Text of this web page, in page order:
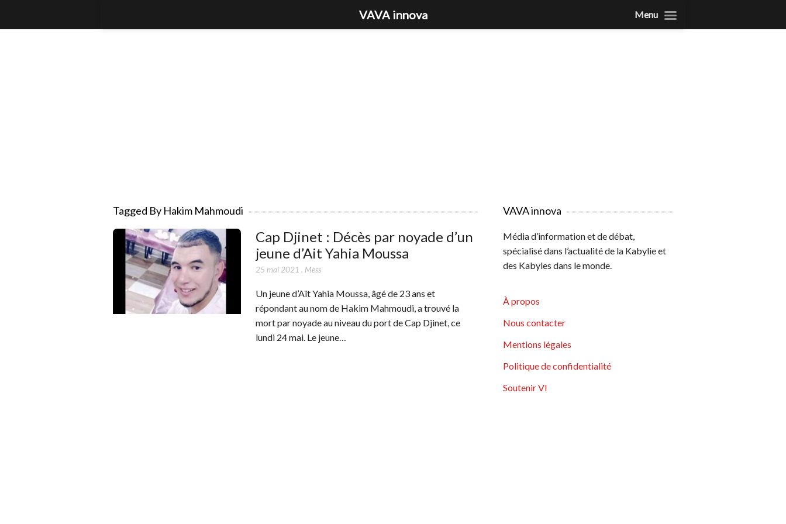
Tagged By Hakim Mahmoudi
Cap Djinet : Décès par noyade d’un
jeune d’Ait Yahia Moussa
25 mai 2021 , Mess
Un jeune d’Aït Yahia Moussa, âgé de 23 ans et
répondant au nom de Hakim Mahmoudi, a trouvé la
mort par noyade au niveau du port de Cap Djinet, ce
lundi 24 mai. Le jeune…
VAVA innova
Média d’information et de débat,
spécialisé dans l’actualité de la Kabylie et
des Kabyles dans le monde.
À propos
Nous contacter
Mentions légales
Politique de confidentialité
Soutenir VI
VAVA innova Menu